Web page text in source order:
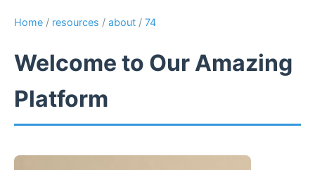
Home / resources / about / 74
Welcome to Our Amazing
Platform